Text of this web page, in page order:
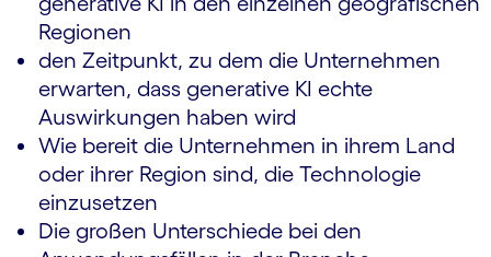
Regionen
den Zeitpunkt, zu dem die Unternehmen
erwarten, dass generative KI echte
Auswirkungen haben wird
Wie bereit die Unternehmen in ihrem Land
oder ihrer Region sind, die Technologie
einzusetzen
Die großen Unterschiede bei den